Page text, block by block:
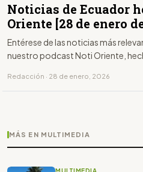
Noticias de Ecuador
Oriente [28 de enero
Entérese de las noticias más
nuestro podcast Noti Oriente,
Redacción · 28 de enero, 2026
MÁS EN MULTIMEDIA